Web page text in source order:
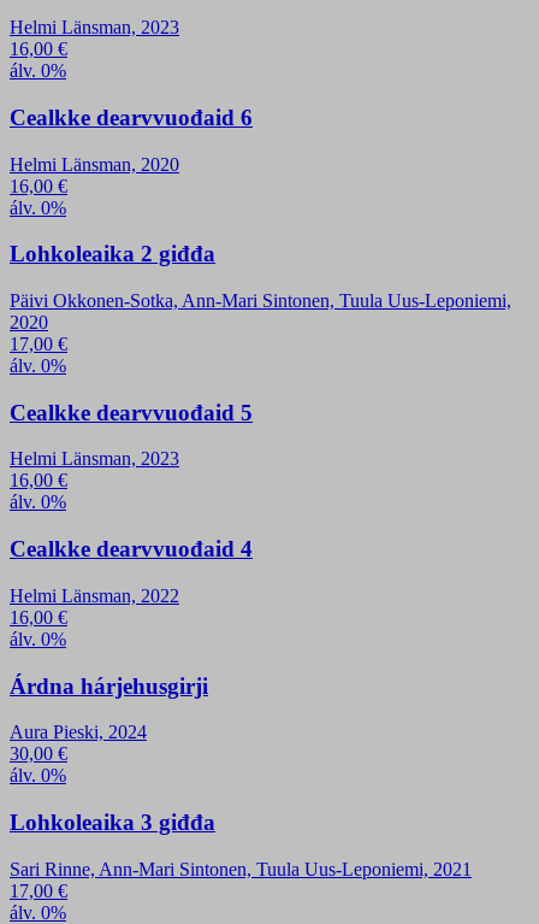
Helmi Länsman, 2023
16,00 €
álv. 0%
Cealkke dearvvuođaid 6
Helmi Länsman, 2020
16,00 €
álv. 0%
Lohkoleaika 2 giđđa
Päivi Okkonen-Sotka, Ann-Mari Sintonen, Tuula Uus-Leponiemi,
2020
17,00 €
álv. 0%
Cealkke dearvvuođaid 5
Helmi Länsman, 2023
16,00 €
álv. 0%
Cealkke dearvvuođaid 4
Helmi Länsman, 2022
16,00 €
álv. 0%
Árdna hárjehusgirji
Aura Pieski, 2024
30,00 €
álv. 0%
Lohkoleaika 3 giđđa
Sari Rinne, Ann-Mari Sintonen, Tuula Uus-Leponiemi, 2021
17,00 €
álv. 0%